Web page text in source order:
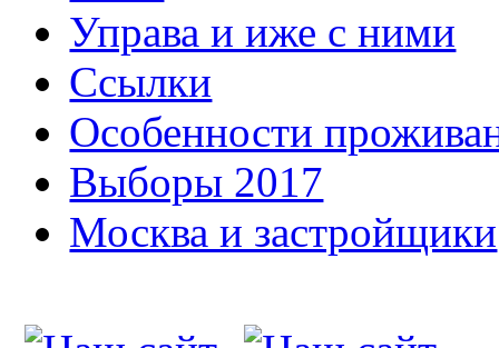
Управа и иже с ними
Ссылки
Особенности
Выборы 2017
Москва и застройщики